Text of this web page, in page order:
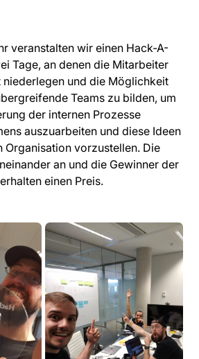
veranstalten wir einen Hack-A-
Tage, an denen die Mitarbeiter
und die Möglichkeit
Teams zu bilden, um
der internen Prozesse
auszuarbeiten und diese Ideen
Organisation vorzustellen. Die
an und die Gewinner der
einen Preis.